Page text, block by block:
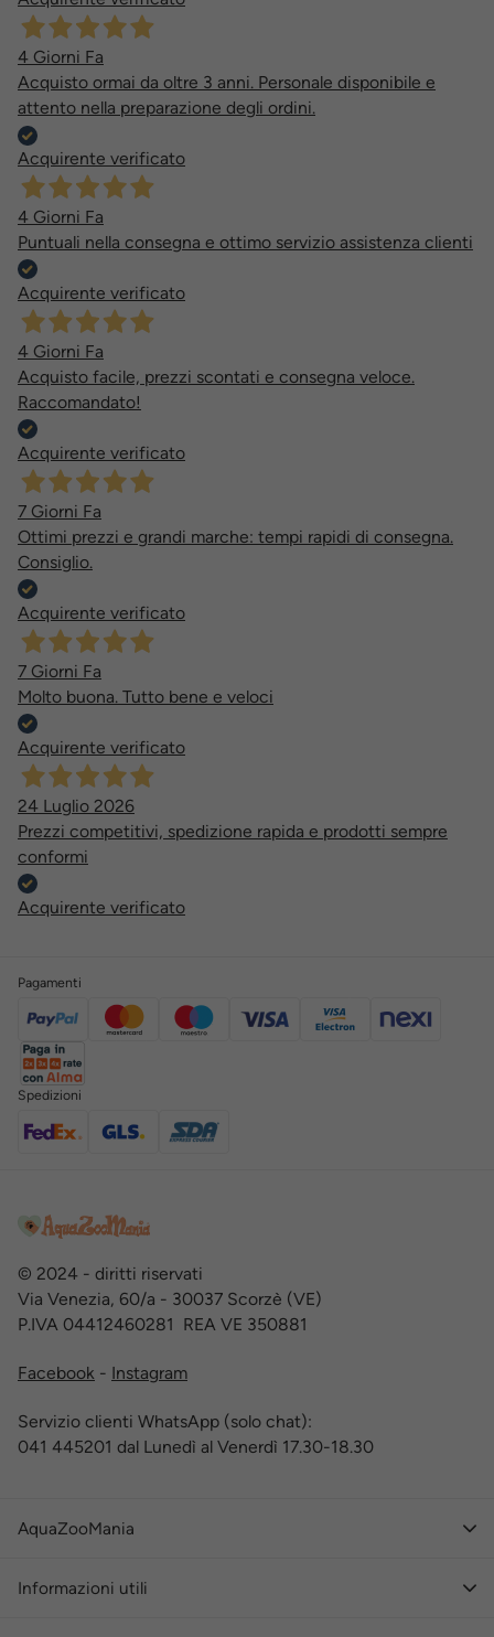
4 Giorni Fa
Acquisto ormai da oltre 3 anni. Personale disponibile e
attento nella preparazione degli ordini.
Acquirente verificato
4 Giorni Fa
Puntuali nella consegna e ottimo servizio assistenza clienti
Acquirente verificato
4 Giorni Fa
Acquisto facile, prezzi scontati e consegna veloce.
Raccomandato!
Acquirente verificato
7 Giorni Fa
Ottimi prezzi e grandi marche: tempi rapidi di consegna.
Consiglio.
Acquirente verificato
7 Giorni Fa
Molto buona. Tutto bene e veloci
Acquirente verificato
24 Luglio 2026
Prezzi competitivi, spedizione rapida e prodotti sempre
conformi
Acquirente verificato
Pagamenti
Spedizioni
© 2024 - diritti riservati
Via Venezia, 60/a - 30037 Scorzè (VE)
P.IVA 04412460281 REA VE 350881
Facebook - Instagram
Servizio clienti WhatsApp (solo chat):
041 445201 dal Lunedì al Venerdì 17.30-18.30
AquaZooMania
Informazioni utili